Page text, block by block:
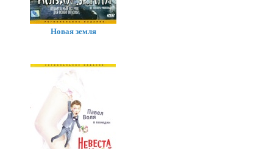
Новая земля